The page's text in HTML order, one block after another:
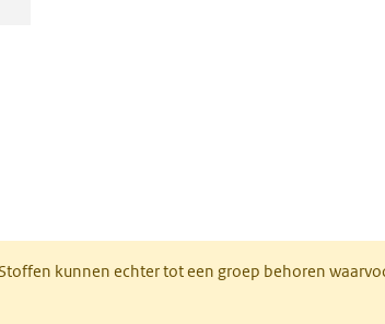
kunnen echter tot een groep behoren